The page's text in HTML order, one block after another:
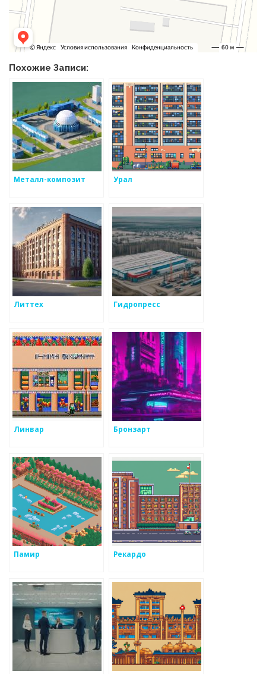
Похожие Записи:
Металл-композит Урал
Литтех Гидропресс
Линвар Бронзарт
Памир Рекардо